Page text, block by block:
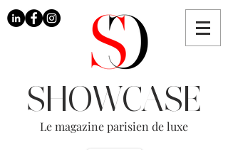
SHOWCASE
Le magazine parisien de luxe